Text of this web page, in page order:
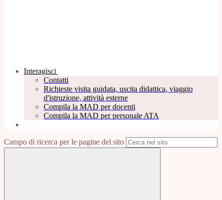
Interagisci
Contatti
Richieste visita guidata, uscita didattica, viaggio
d'istruzione, attività esterne
Compila la MAD per docenti
Compila la MAD per personale ATA
Campo di ricerca per le pagine del sito